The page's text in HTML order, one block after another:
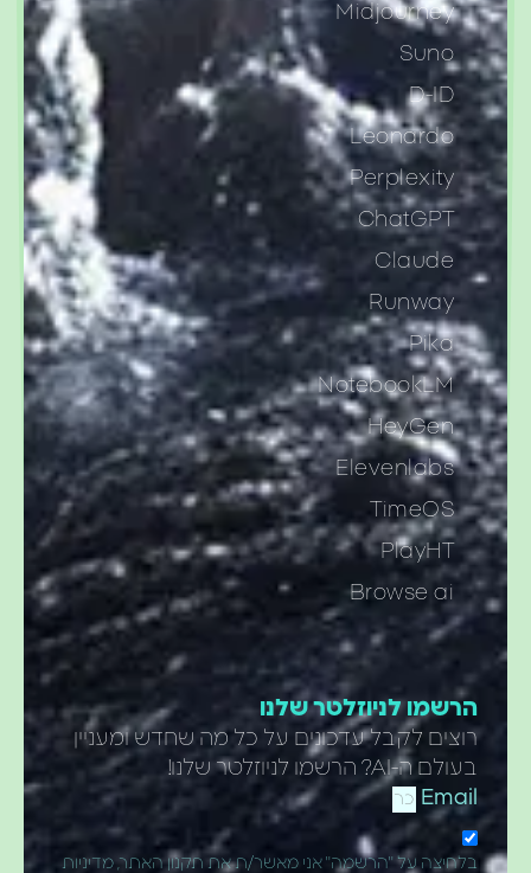
Midjourney
Suno
D-ID
Leonardo
Perplexity
ChatGPT
Claude
Runway
Pika
NotebookLM
HeyGen
Elevenlabs
TimeOS
PlayHT
Browse ai
הרשמו לניוזלטר שלנו
רוצים לקבל עדכונים על כל מה שחדש ומעניין
בעולם ה-AI? הרשמו לניוזלטר שלנו!
Email
בלחיצה על "הרשמה" אני מאשר/ת את תקנון האתר, מדיניות